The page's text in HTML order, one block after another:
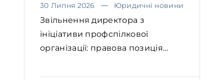
30 Липня 2026 Юридичні новини
Звільнення директора з
ініціативи профспілкової
організації: правова позиція